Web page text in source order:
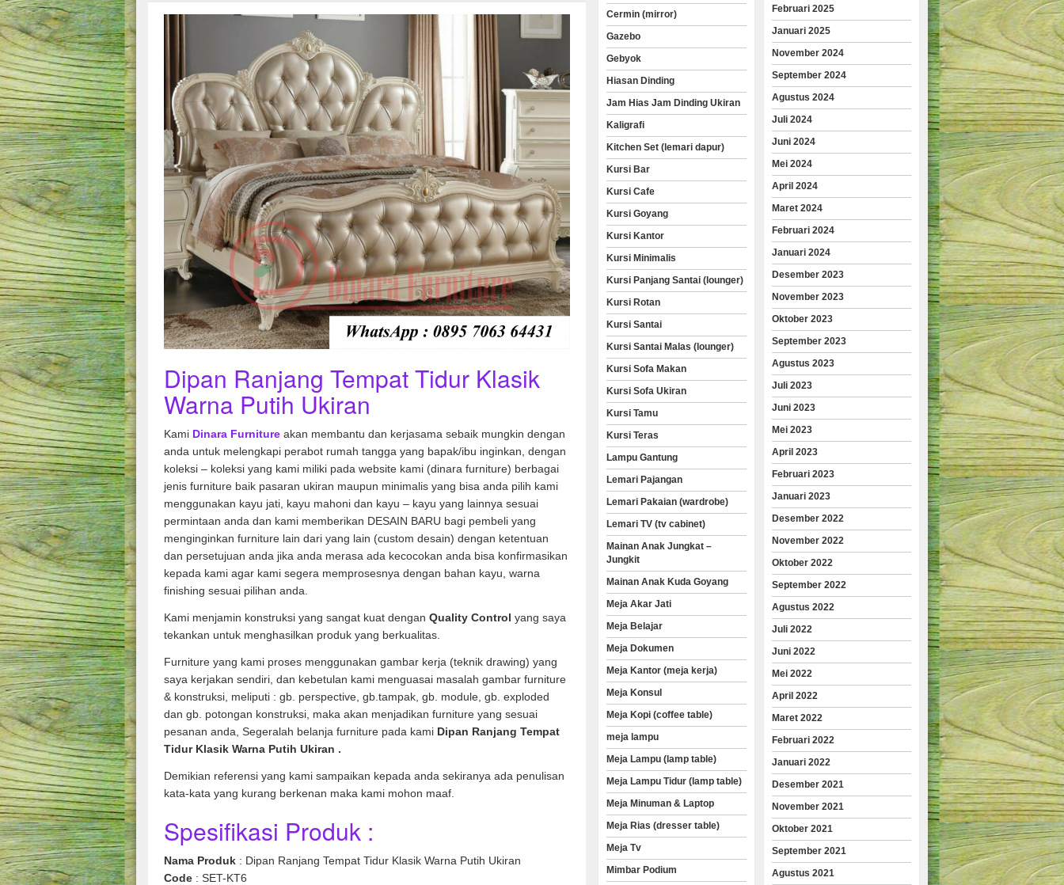
Dipan Ranjang Tempat Tidur Klasik
Warna Putih Ukiran
Kami Dinara Furniture akan membantu dan kerjasama sebaik mungkin dengan
anda untuk melengkapi perabot rumah tangga yang bapak/ibu inginkan, dengan
koleksi – koleksi yang kami miliki pada website kami (dinara furniture) berbagai
jenis furniture baik pasaran ukiran maupun minimalis yang bisa anda pilih kami
menggunakan kayu jati, kayu mahoni dan kayu – kayu yang lainnya sesuai
permintaan anda dan kami memberikan DESAIN BARU bagi pembeli yang
menginginkan furniture lain dari yang lain (custom desain) dengan ketentuan
dan persetujuan anda jika anda merasa ada kecocokan anda bisa konfirmasikan
kepada kami agar kami segera memprosesnya dengan bahan kayu, warna
finishing sesuai pilihan anda.
Kami menjamin konstruksi yang sangat kuat dengan Quality Control yang saya
tekankan untuk menghasilkan produk yang berkualitas.
Furniture yang kami proses menggunakan gambar kerja (teknik drawing) yang
saya kerjakan sendiri, dan kebetulan kami menguasai masalah gambar furniture
& konstruksi, meliputi : gb. perspective, gb.tampak, gb. module, gb. exploded
dan gb. potongan konstruksi, maka akan menjadikan furniture yang sesuai
pesanan anda, Segeralah belanja furniture pada kami Dipan Ranjang Tempat
Tidur Klasik Warna Putih Ukiran .
Demikian referensi yang kami sampaikan kepada anda sekiranya ada penulisan
kata-kata yang kurang berkenan maka kami mohon maaf.
Spesifikasi Produk :
Nama Produk : Dipan Ranjang Tempat Tidur Klasik Warna Putih Ukiran
Code : SET-KT6
Cermin (mirror)
Gazebo
Gebyok
Hiasan Dinding
Jam Hias Jam Dinding Ukiran
Kaligrafi
Kitchen Set (lemari dapur)
Kursi Bar
Kursi Cafe
Kursi Goyang
Kursi Kantor
Kursi Minimalis
Kursi Panjang Santai (lounger)
Kursi Rotan
Kursi Santai
Kursi Santai Malas (lounger)
Kursi Sofa Makan
Kursi Sofa Ukiran
Kursi Tamu
Kursi Teras
Lampu Gantung
Lemari Pajangan
Lemari Pakaian (wardrobe)
Lemari TV (tv cabinet)
Mainan Anak Jungkat –
Jungkit
Mainan Anak Kuda Goyang
Meja Akar Jati
Meja Belajar
Meja Dokumen
Meja Kantor (meja kerja)
Meja Konsul
Meja Kopi (coffee table)
meja lampu
Meja Lampu (lamp table)
Meja Lampu Tidur (lamp table)
Meja Minuman & Laptop
Meja Rias (dresser table)
Meja Tv
Mimbar Podium
Februari 2025
Januari 2025
November 2024
September 2024
Agustus 2024
Juli 2024
Juni 2024
Mei 2024
April 2024
Maret 2024
Februari 2024
Januari 2024
Desember 2023
November 2023
Oktober 2023
September 2023
Agustus 2023
Juli 2023
Juni 2023
Mei 2023
April 2023
Februari 2023
Januari 2023
Desember 2022
November 2022
Oktober 2022
September 2022
Agustus 2022
Juli 2022
Juni 2022
Mei 2022
April 2022
Maret 2022
Februari 2022
Januari 2022
Desember 2021
November 2021
Oktober 2021
September 2021
Agustus 2021